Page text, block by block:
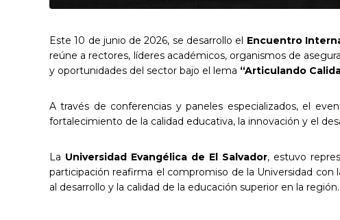
Este 10 de junio de 2026, se desarrollo el Encuentro
reúne a rectores, líderes académicos, organismos de
y oportunidades del sector bajo el lema “Articulando
A través de conferencias y paneles especializados, el
fortalecimiento de la calidad educativa, la innovación y el
La Universidad Evangélica de El Salvador, estuvo
participación reafirma el compromiso de la Universidad
al desarrollo y la calidad de la educación superior en la región.